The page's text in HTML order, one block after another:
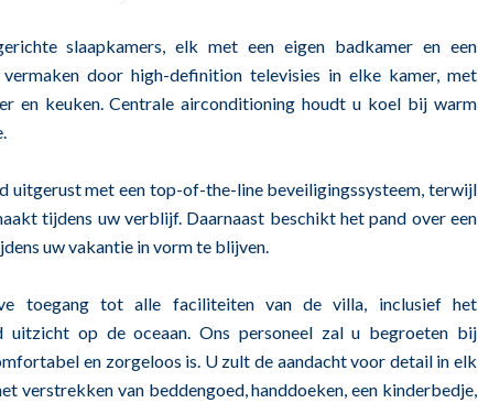
slaapkamers, elk met een eigen badkamer en een
door high-definition televisies in elke kamer, met
en keuken. Centrale airconditioning houdt u koel bij warm
uitgerust met een top-of-the-line beveiligingssysteem, terwijl
tijdens uw verblijf. Daarnaast beschikt het pand over een
uw vakantie in vorm te blijven.
toegang tot alle faciliteiten van de villa, inclusief het
uitzicht op de oceaan. Ons personeel zal u begroeten bij
en zorgeloos is. U zult de aandacht voor detail in elk
verstrekken van beddengoed, handdoeken, een kinderbedje,